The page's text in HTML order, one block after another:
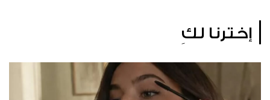
إخترنا لكِ